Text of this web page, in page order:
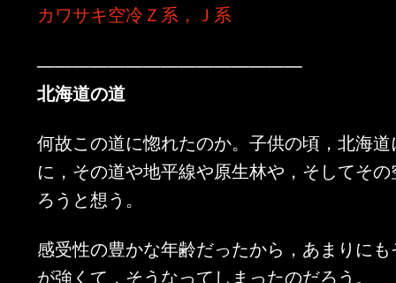
カワサキ空冷Ｚ系，Ｊ系
———————————————
北海道の道
何故この道に惚れたのか。子供の頃，北海
に，その道や地平線や原生林や，そしてそ
ろうと想う。
感受性の豊かな年齢だったから，あまりに
が強くて，そうなってしまったのだろう。